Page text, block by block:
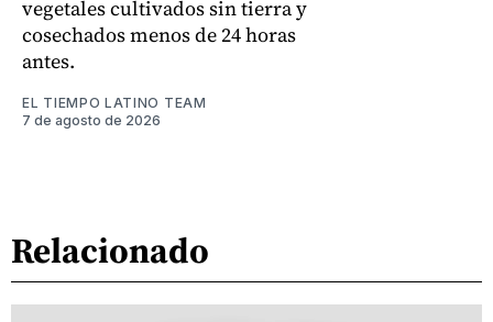
vegetales cultivados sin tierra y
cosechados menos de 24 horas
antes.
EL TIEMPO LATINO TEAM
7 de agosto de 2026
Relacionado